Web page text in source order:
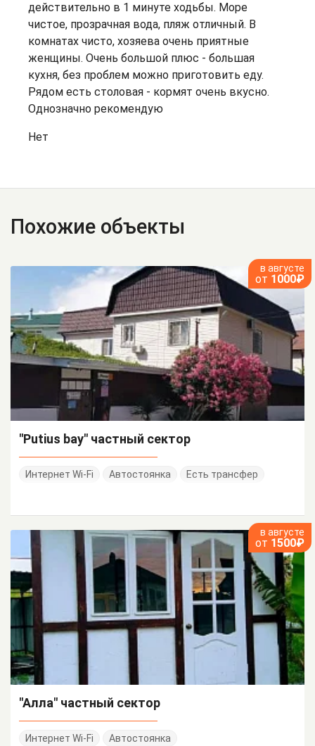
действительно в 1 минуте ходьбы. Море
чистое, прозрачная вода, пляж отличный. В
комнатах чисто, хозяева очень приятные
женщины. Очень большой плюс - большая
кухня, без проблем можно приготовить еду.
Рядом есть столовая - кормят очень вкусно.
Однозначно рекомендую
Нет
Похожие объекты
в августе
от 1000₽
"Putius bay" частный сектор
Интернет Wi-Fi Автостоянка Есть трансфер
в августе
от 1500₽
"Алла" частный сектор
Интернет Wi-Fi
Автостоянка